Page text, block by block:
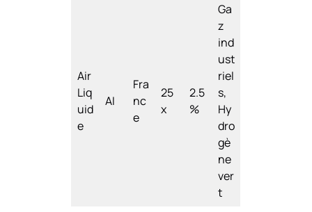
Air
Liq
uid
e
AI
Fra
nc
e
25
x
2.5
%
Ga
z
ind
ust
riel
s,
Hy
dro
gè
ne
ver
t